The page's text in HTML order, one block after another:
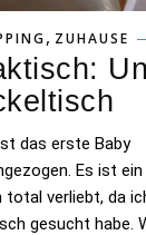
, ZUHAUSE
das erste Baby
Es ist ein
total verliebt, da
gesucht habe.